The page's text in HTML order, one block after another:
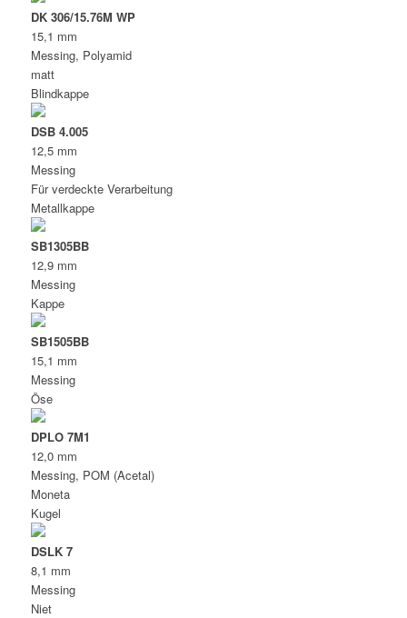
DK 306/15.76M WP
15,1 mm
Messing, Polyamid
matt
Blindkappe
DSB 4.005
12,5 mm
Messing
Für verdeckte Verarbeitung
Metallkappe
SB1305BB
12,9 mm
Messing
Kappe
SB1505BB
15,1 mm
Messing
Öse
DPLO 7M1
12,0 mm
Messing, POM (Acetal)
Moneta
Kugel
DSLK 7
8,1 mm
Messing
Niet